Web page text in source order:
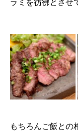
ラミを彷彿とさせ
もちろんご飯との